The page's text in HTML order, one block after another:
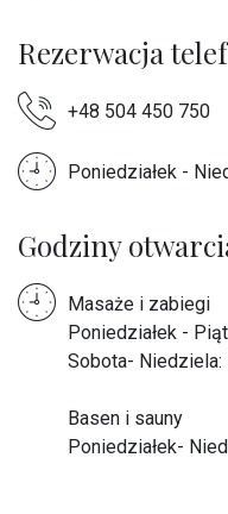
Rezerwacja
+48 504 450 750
Poniedziałek -
Godziny
Masaże i zabiegi
Poniedziałek -
Sobota- Niedziela:
Basen i sauny
Poniedziałek-